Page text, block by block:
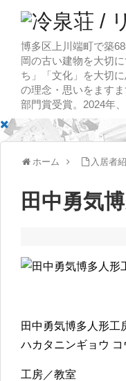
博多区上川端町で築
岡の古い建物を大切
ち」「文化」を大切
の理念・思いをます
部門賞受賞。2024年
ホーム 入居者
田中勇気
田中勇気博多人形工
ハカタニンギョウ コ
工房／教室